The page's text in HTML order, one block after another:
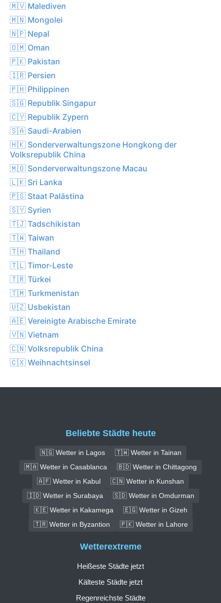
🇲🇻 Malediven
🇲🇳 Mongolei
🇳🇵 Nepal
🇴🇲 Oman
🇵🇰 Pakistan
🇮🇷 Persien
🇵🇭 Philippinen
🇸🇬 Republik Singapur
🇨🇾 Republik Zypern
🇸🇦 Saudi-Arabien
🇭🇰 Sonderverwaltungszone Hongkong der
Volksrepublik China
🇲🇴 Sonderverwaltungszone Macau
🇱🇰 Sri Lanka
🇵🇸 Staat Palästina
🇸🇾 Syrien
🇹🇯 Tadschikistan
🇹🇼 Taiwan
🇹🇭 Thailand
🇹🇱 Timor-Leste
🇹🇷 Türkei
🇹🇲 Turkmenistan
🇺🇿 Usbekistan
🇦🇪 Vereinigte Arabische Emirate
🇻🇳 Vietnam
🇨🇳 Volksrepublik China
🇨🇽 Weihnachtsinsel
Beliebte Städte heute
🇳🇬 Wetter in Lagos
🇹🇼 Wetter in Tainan
🇲🇦 Wetter in Casablanca
🇧🇩 Wetter in Chittagong
🇦🇫 Wetter in Kabul
🇨🇳 Wetter in Kunshan
🇮🇩 Wetter in Surabaya
🇸🇩 Wetter in Omdurman
🇰🇪 Wetter in Kakamega
🇪🇬 Wetter in Gizeh
🇹🇷 Wetter in Byzantion
🇵🇰 Wetter in Lahore
Wetterextreme
Heißeste Städte jetzt
Kälteste Städte jetzt
Regenreichste Städte